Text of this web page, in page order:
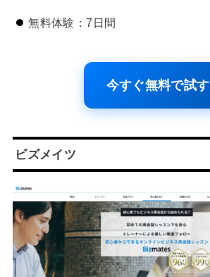
無料体験：7日間
今すぐ無料で試す
ビズメイツ